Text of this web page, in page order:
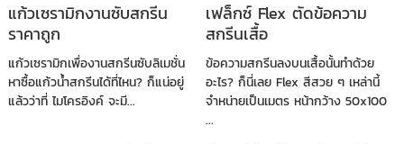
แก้วเซรามิกงานซับสกรีน
ราคาถูก
แก้วเซรามิกเพื่องานสกรีนซับลิเมชั่น
หาซื้อแก้วน้ำสกรีนได้ที่ไหน? ก็แน่อยู่
แล้วว่าที่ ไมโครอิงค์ จะมี...
เฟล็กซ์ Flex ตัดข้อความ
สกรีนเสื้อ
ข้อความสกรีนลงบนเสื้อนั้นทำด้วย
อะไร? ก็นี่เลย Flex สีสวย ๆ เหล่านี้
จำหน่ายเป็นเมตร หน้ากว้าง 50x100
...